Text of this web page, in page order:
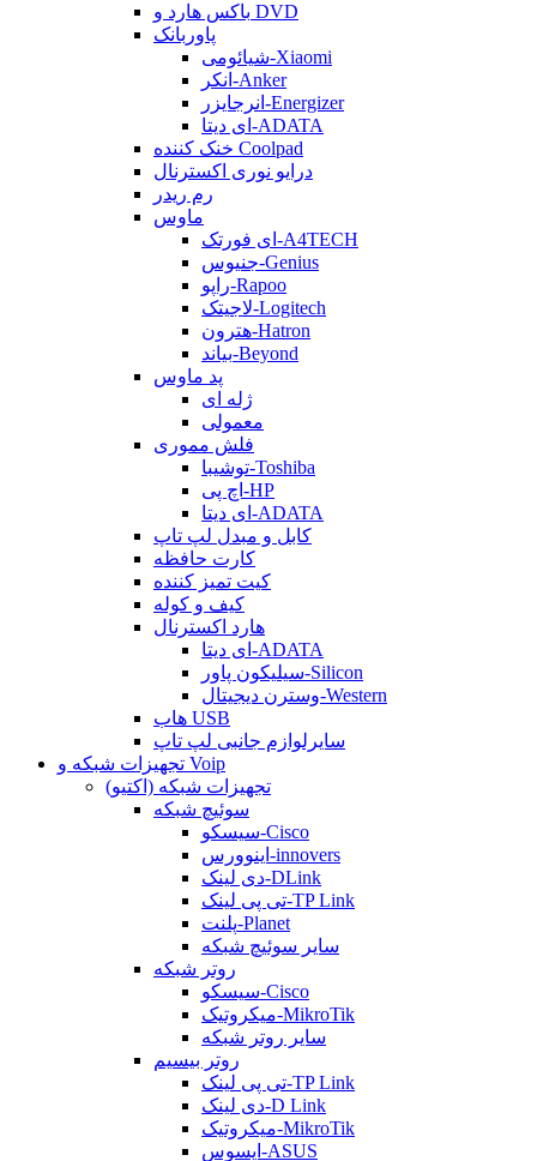
باکس هارد و DVD
پاوربانک
شیائومی-Xiaomi
انکر-Anker
انرجایزر-Energizer
ای دیتا-ADATA
خنک کننده Coolpad
درایو نوری اکسترنال
رم ریدر
ماوس
ای فورتک-A4TECH
جنیوس-Genius
راپو-Rapoo
لاجیتک-Logitech
هترون-Hatron
بیاند-Beyond
پد ماوس
ژله ای
معمولی
فلش مموری
توشیبا-Toshiba
اچ پی-HP
ای دیتا-ADATA
کابل و مبدل لپ تاپ
کارت حافظه
کیت تمیز کننده
کیف و کوله
هارد اکسترنال
ای دیتا-ADATA
سیلیکون پاور-Silicon
وسترن دیجیتال-Western
هاب USB
سایرلوازم جانبی لپ تاپ
تجهیزات شبکه و Voip
تجهیزات شبکه (اکتیو)
سوئیچ شبکه
سیسکو-Cisco
اینوورس-innovers
دی لینک-DLink
تی پی لینک-TP Link
پلنت-Planet
سایر سوئیچ شبکه
روتر شبکه
سیسکو-Cisco
میکروتیک-MikroTik
سایر روتر شبکه
روتر بیسیم
تی پی لینک-TP Link
دی لینک-D Link
میکروتیک-MikroTik
ایسوس-ASUS